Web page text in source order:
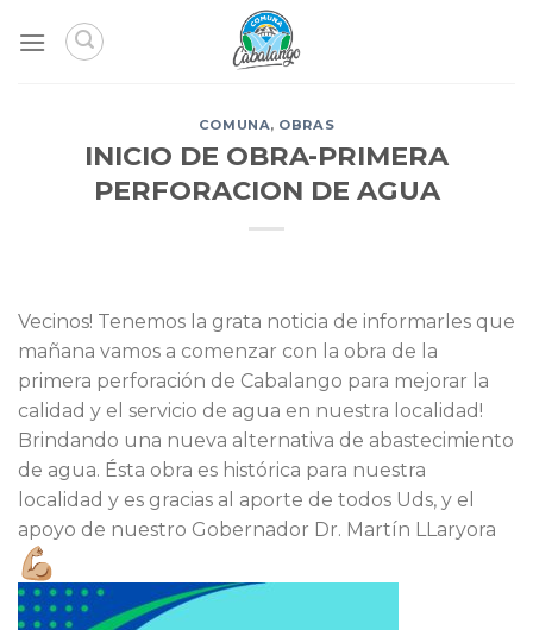
COMUNA, OBRAS
INICIO DE OBRA-PRIMERA
PERFORACION DE AGUA
Vecinos! Tenemos la grata noticia de informarles que
mañana vamos a comenzar con la obra de la
primera perforación de Cabalango para mejorar la
calidad y el servicio de agua en nuestra localidad!
Brindando una nueva alternativa de abastecimiento
de agua. Ésta obra es histórica para nuestra
localidad y es gracias al aporte de todos Uds, y el
apoyo de nuestro Gobernador Dr. Martín LLaryora